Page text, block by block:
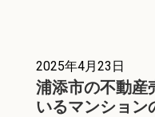
2025年4月23日
浦添市の不動産
いるマンション